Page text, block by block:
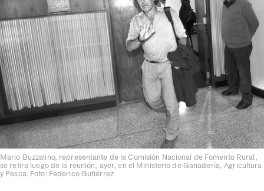
Mario Buzzalino, representante de la Comisión Nacional de Fomento Rural,
se retira luego de la reunión, ayer, en el Ministerio de Ganadería, Agricultura
y Pesca. Foto: Federico Gutiérrez